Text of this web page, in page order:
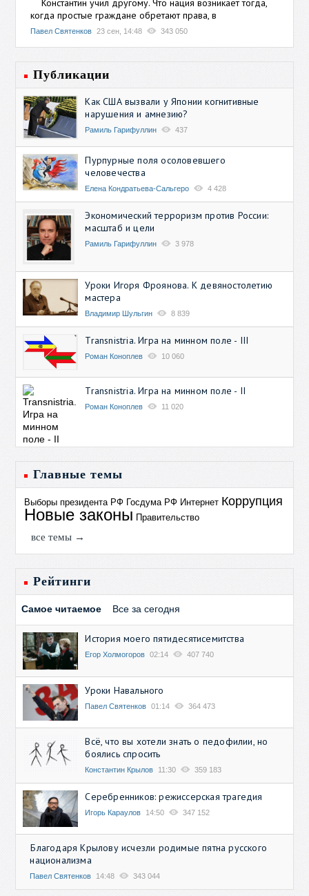
когда простые граждане обретают права, в
Павел Святенков 23 сен, 14:48 343 050
Публикации
Как США вызвали у Японии когнитивные
нарушения и амнезию?
Рамиль Гарифуллин 437
Пурпурные поля осоловевшего
человечества
Елена Кондратьева-Сальгеро 4 428
Экономический терроризм против России:
масштаб и цели
Рамиль Гарифуллин 3 978
Уроки Игоря Фроянова. К девяностолетию
мастера
Владимир Шульгин 8 839
Transnistria. Игра на минном поле - III
Роман Коноплев 10 060
Transnistria. Игра на минном поле - II
Роман Коноплев 11 020
Главные темы
Выборы президента РФ Госдума РФ Интернет Коррупция
Новые законы Правительство
все темы →
Рейтинги
Самое читаемое Все за сегодня
История моего пятидесятисемитства
Егор Холмогоров 02:14 407 740
Уроки Навального
Павел Святенков 01:14 364 473
Всё, что вы хотели знать о педофилии, но
боялись спросить
Константин Крылов 11:30 359 183
Серебренников: режиссерская трагедия
Игорь Караулов 14:50 347 152
Благодаря Крылову исчезли родимые пятна русского
национализма
Павел Святенков 14:48 343 044